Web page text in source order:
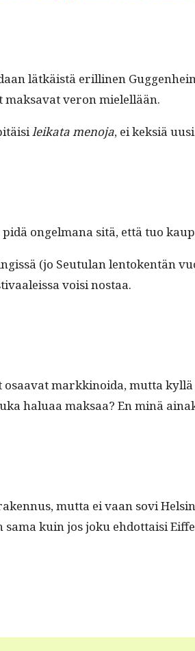
lätkäistä erilli­nen
veron mielellään.
leika­ta meno­ja, ei kek­siä
ongel­mana sitä, että tuo
(jo Seu­tu­lan lento­ken­tän
voisi nostaa.
markki­noi­da, mut­ta
halu­aa mak­saa? En minä
mut­ta ei vaan sovi
kuin jos joku ehdot­taisi